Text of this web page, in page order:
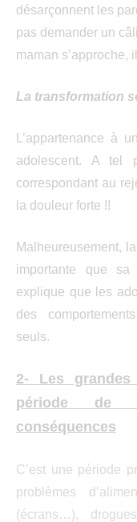
désarçonnent les
pas demander un
maman s’approche,
La transformation
L’appartenance à
adolescent. A tel
correspondant au
la douleur forte !!
Malheureusement,
importante que
explique que les
des
seuls.
2- Les
période de
conséquences
C’est une période
problèmes
(écrans…),